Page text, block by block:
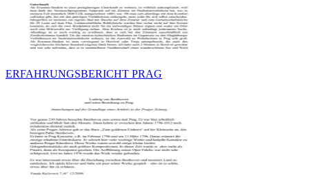
ERFAHRUNGSBERICHT PRAG